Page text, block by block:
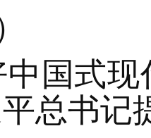
中国式
总书记